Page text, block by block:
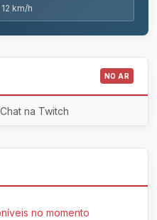
12 km/h
NO AR
na Twitch
no momento